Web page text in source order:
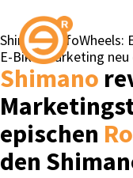
Shimano InfoWheels:
E-Bike-Marketing
Shimano
epischen
den